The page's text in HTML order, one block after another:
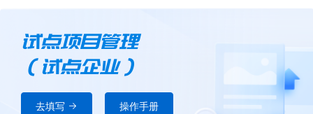
试点项目管理
（试点企业）
去填写 操作手册